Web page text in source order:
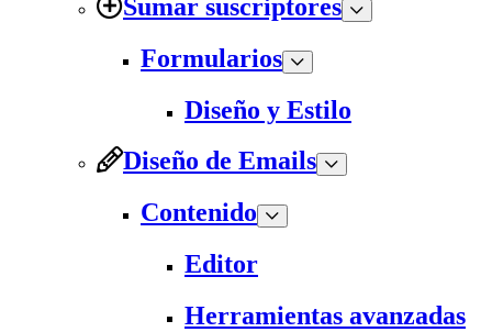
Sumar suscriptores
Formularios
Diseño y Estilo
Diseño de Emails
Contenido
Editor
Herramientas avanzadas